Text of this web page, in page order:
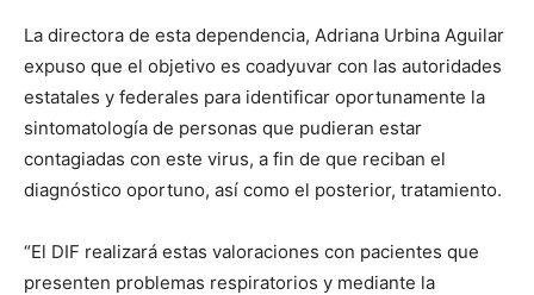
La directora de esta dependencia, Adriana Urbina Aguilar
expuso que el objetivo es coadyuvar con las autoridades
estatales y federales para identificar oportunamente la
sintomatología de personas que pudieran estar
contagiadas con este virus, a fin de que reciban el
diagnóstico oportuno, así como el posterior, tratamiento.
“El DIF realizará estas valoraciones con pacientes que
presenten problemas respiratorios y mediante la